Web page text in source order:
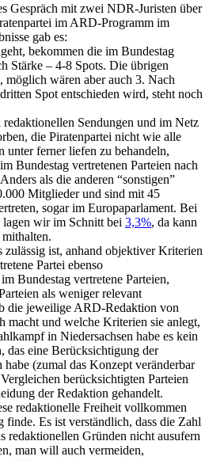
Gespräch mit zwei NDR-Juristen über
im ARD-Programm im
gab es:
bekommen die im Bundestag
Stärke – 4-8 Spots. Die übrigen
möglich wären aber auch 3. Nach
Spot entschieden wird, steht noch
Sendungen und im Netz
die Piratenpartei nicht wie alle
unter ferner liefen zu behandeln,
Bundestag vertretenen Parteien nach
als die anderen “sonstigen”
Mitglieder und sind mit 45
sogar im Europaparlament. Bei
wir im Schnitt bei 3,3%, da kann
zulässig ist, anhand objektiver Kriterien
Partei ebenso
Bundestag vertretene Parteien,
als weniger relevant
die jeweilige ARD-Redaktion von
macht und welche Kriterien sie anlegt,
in Niedersachsen habe es kein
das eine Berücksichtigung der
habe (zumal das Konzept veränderbar
berücksichtigten Parteien
der Redaktion gehandelt.
redaktionelle Freiheit vollkommen
finde. Es ist verständlich, dass die Zahl
redaktionellen Gründen nicht ausufern
man will auch vermeiden,